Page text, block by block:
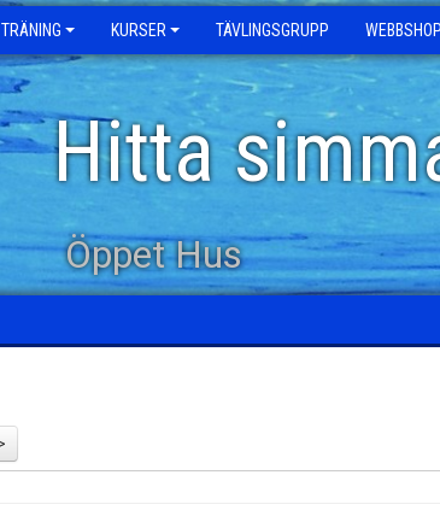
TRÄNING KURSER TÄVLINGSGRUPP WEBBSHOP
Hitta
Öppet Hus